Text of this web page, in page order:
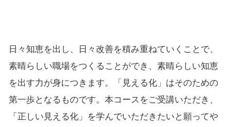
日々知恵を出し、日々改善を積み重ねていくことで、
素晴らしい職場をつくることができ、素晴らしい知恵
を出す力が身につきます。「見える化」はそのための
第一歩となるものです。本コースをご受講いただき、
「正しい見える化」を学んでいただきたいと願ってや